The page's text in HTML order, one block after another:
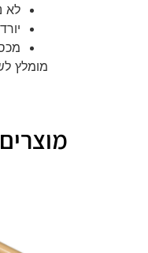
לא
מומלץ